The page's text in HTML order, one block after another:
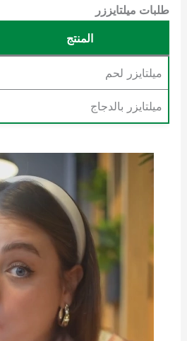
طلبات ميلتايززر
المنتج
ميلتايزر لحم
ميلتايزر بالدجاج